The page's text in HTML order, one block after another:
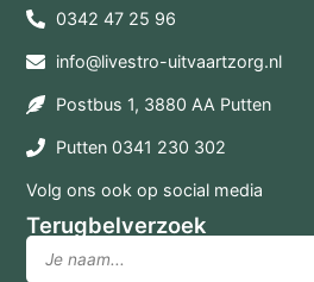
0342 47 25 96
info@livestro-uitvaartzorg.nl
Postbus 1, 3880 AA Putten
Putten 0341 230 302
Volg ons ook op social media
Terugbelverzoek